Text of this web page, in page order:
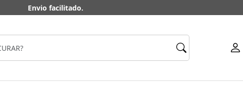
Envio facilitado.